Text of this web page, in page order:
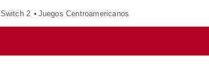
Switch 2 Juegos Centroamericanos